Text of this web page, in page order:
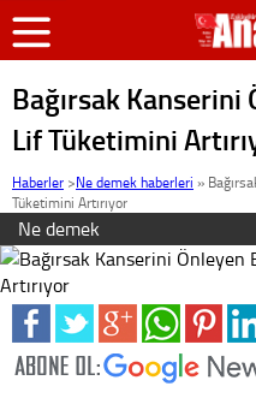
Bağırsak
Lif Tüketimini
Haberler >Ne demek haberleri »
Tüketimini Artırıyor
Ne demek